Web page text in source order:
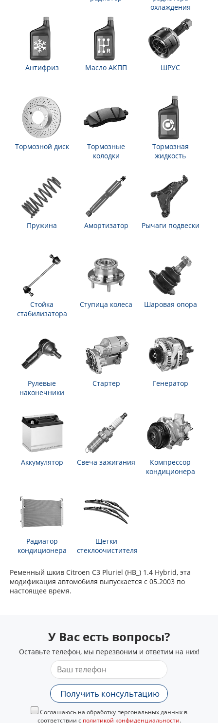
охлаждения
Антифриз Масло АКПП ШРУС
Тормозной диск
Тормозные
колодки
Тормозная
жидкость
Пружина Амортизатор Рычаги подвески
Стойка
стабилизатора
Ступица колеса Шаровая опора
Рулевые
наконечники
Стартер Генератор
Аккумулятор Свеча зажигания
Компрессор
кондиционера
Радиатор
кондиционера
Щетки
стеклоочистителя
Ременный шкив Citroen C3 Pluriel (HB_) 1.4 Hybrid, эта
модификация автомобиля выпускается с 05.2003 по
настоящее время.
У Вас есть вопросы?
Оставьте телефон, мы перезвоним и ответим на них!
Получить консультацию
Соглашаюсь на обработку персональных данных в
соответствии с политикой конфиденциальности.